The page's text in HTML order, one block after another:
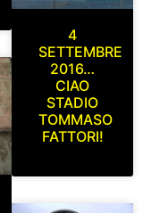
4
SETTEMBRE
2016…
CIAO
STADIO
TOMMASO
FATTORI!